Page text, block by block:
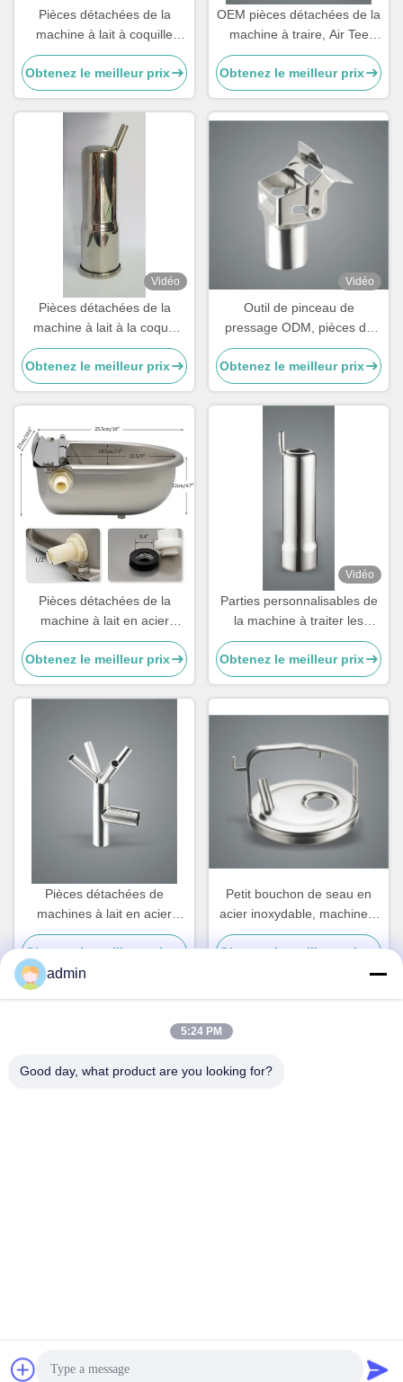
Pièces détachées de la
machine à lait à coquille
250g personnalisables en
bouteille pour chèvre
Obtenez le meilleur prix
OEM pièces détachées de la
machine à traire, Air Tee
composants de la machine à
traire
Obtenez le meilleur prix
Vidéo
Pièces détachées de la
machine à lait à la coque
200g sur mesure pour les
tasses de thé.
Obtenez le meilleur prix
Vidéo
Outil de pinceau de
pressage ODM, pièces de
machine de traite en acier
inoxydable pour vaches
Obtenez le meilleur prix
Pièces détachées de la
machine à lait en acier
inoxydable
Obtenez le meilleur prix
Vidéo
Parties personnalisables de
la machine à traiter les
vaches, pièces de rechange
de la machine à traiter les
vaches, tasses à sucre
Obtenez le meilleur prix
Pièces détachées de
machines à lait en acier
inoxydable
Obtenez le meilleur prix
Petit bouchon de seau en
acier inoxydable, machine à
traire les vaches pièces
détachées
Obtenez le meilleur prix
Pièces détachées de machines à lait Le fournisseur. 2023-2026
BOVINX MACHINE PARTS LLC Tous les droits réservés.
admin
5:24 PM
Good day, what product are you looking for?